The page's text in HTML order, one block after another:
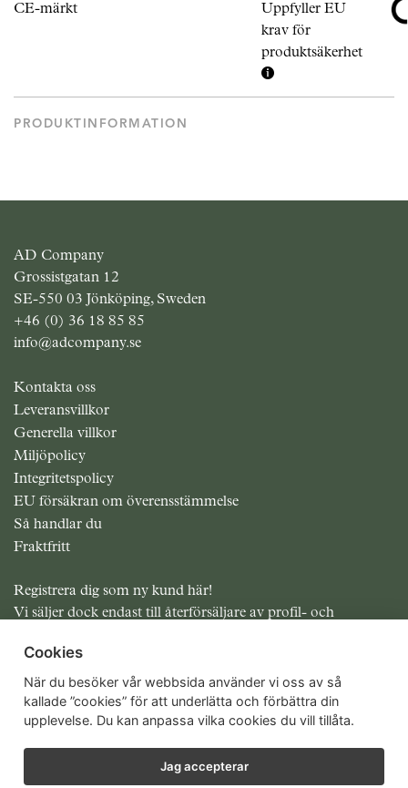
CE-märkt
Uppfyller EU
krav för
produktsäkerhet
PRODUKTINFORMATION
AD Company
Grossistgatan 12
SE-550 03 Jönköping, Sweden
+46 (0) 36 18 85 85
info@adcompany.se
Kontakta oss
Leveransvillkor
Generella villkor
Miljöpolicy
Integritetspolicy
EU försäkran om överensstämmelse
Så handlar du
Fraktfritt
Registrera dig som ny kund här!
Vi säljer dock endast till återförsäljare av profil- och
Alla priser exklusive moms
Cookies
När du besöker vår webbsida använder vi oss av så
kallade ”cookies” för att underlätta och förbättra din
upplevelse. Du kan anpassa vilka cookies du vill tillåta.
Jag accepterar